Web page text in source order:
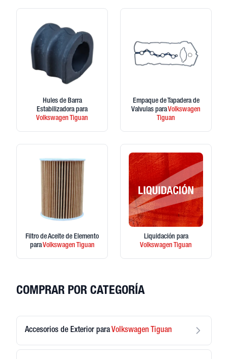
Hules de Barra
Estabilizadora para
Volkswagen Tiguan
Empaque de Tapadera de
Valvulas paraVolkswagen
Tiguan
Filtro de Aceite de Elemento
paraVolkswagen Tiguan
Liquidación para
Volkswagen Tiguan
COMPRAR POR CATEGORÍA
Accesorios de Exterior paraVolkswagen Tiguan